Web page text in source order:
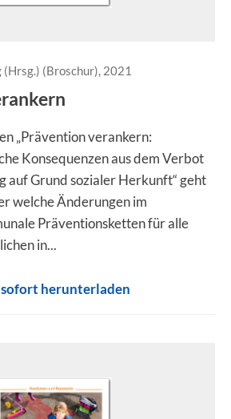
(Broschur), 2021
„Prävention verankern:
Konsequenzen aus dem Verbot
auf Grund sozialer Herkunft“ geht
welche Änderungen im
Präventionsketten für alle
in...
sofort herunterladen